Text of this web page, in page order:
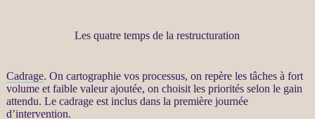
Les quatre temps de la restructuration
Cadrage. On cartographie vos processus, on repère les tâches à fort
volume et faible valeur ajoutée, on choisit les priorités selon le gain
attendu. Le cadrageest inclus dans la première journée
d’intervention.